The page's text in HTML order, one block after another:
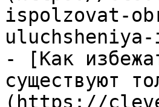
ispolzovat-
- [Как
существуют
(https://